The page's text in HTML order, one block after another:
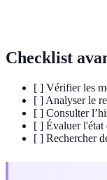
Checklist
[ ] Vérifier les
[ ] Analyser le
[ ] Consulter
[ ] Évaluer l'état
[ ] Rechercher